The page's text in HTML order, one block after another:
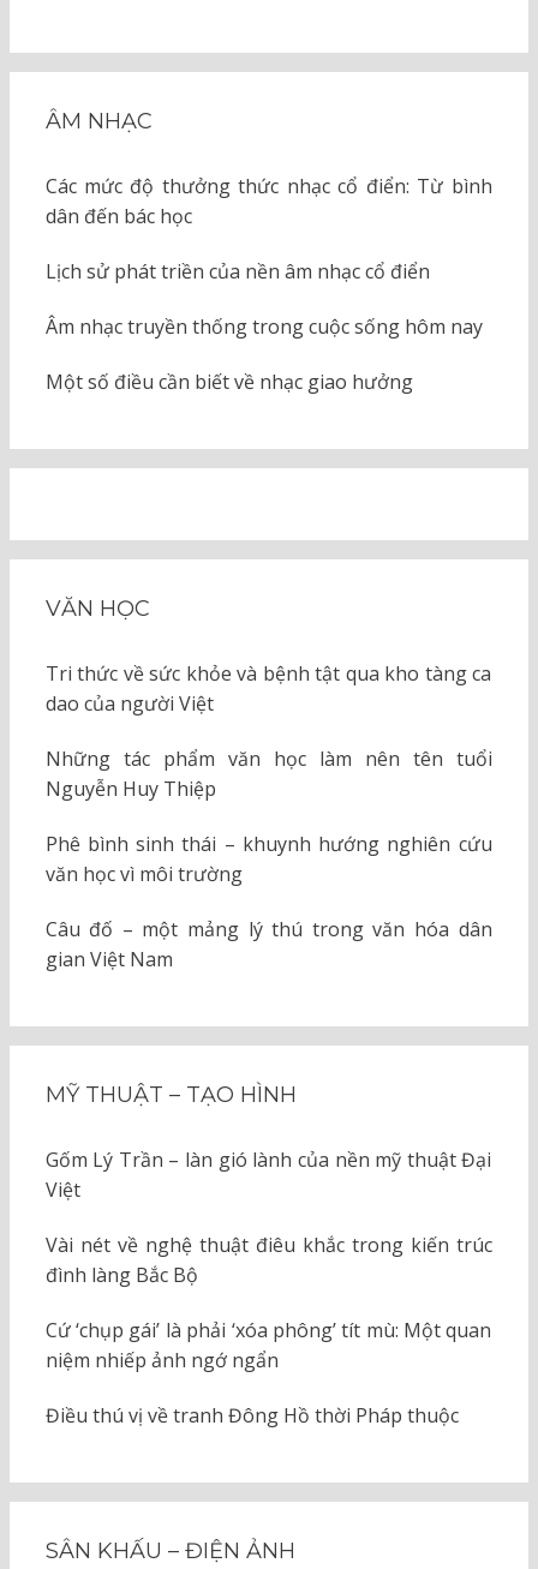
ÂM NHẠC
Các mức độ thưởng thức nhạc cổ điển: Từ bình
dân đến bác học
Lịch sử phát triền của nền âm nhạc cổ điển
Âm nhạc truyền thống trong cuộc sống hôm nay
Một số điều cần biết về nhạc giao hưởng
VĂN HỌC
Tri thức về sức khỏe và bệnh tật qua kho tàng ca
dao của người Việt
Những tác phẩm văn học làm nên tên tuổi
Nguyễn Huy Thiệp
Phê bình sinh thái – khuynh hướng nghiên cứu
văn học vì môi trường
Câu đố – một mảng lý thú trong văn hóa dân
gian Việt Nam
MỸ THUẬT – TẠO HÌNH
Gốm Lý Trần – làn gió lành của nền mỹ thuật Đại
Việt
Vài nét về nghệ thuật điêu khắc trong kiến trúc
đình làng Bắc Bộ
Cứ ‘chụp gái’ là phải ‘xóa phông’ tít mù: Một quan
niệm nhiếp ảnh ngớ ngẩn
Điều thú vị về tranh Đông Hồ thời Pháp thuộc
SÂN KHẤU – ĐIỆN ẢNH